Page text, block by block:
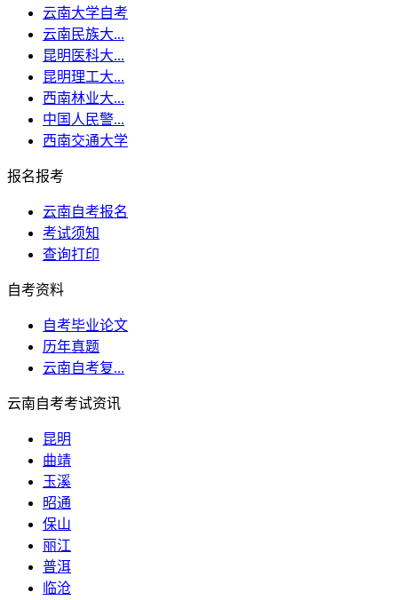
云南大学自考
云南民族大...
昆明医科大...
昆明理工大...
西南林业大...
中国人民警...
西南交通大学
报名报考
云南自考报名
考试须知
查询打印
自考资料
自考毕业论文
历年真题
云南自考复...
云南自考考试资讯
昆明
曲靖
玉溪
昭通
保山
丽江
普洱
临沧